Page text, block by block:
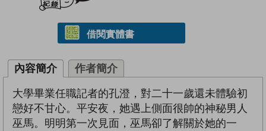
借閱實體書
內容簡介 作者簡介
大學畢業任職記者的孔澄，對二十一歲還未體驗初
戀好不甘心。平安夜，她遇上側面很帥的神秘男人
巫馬。明明第一次見面，巫馬卻了解關於她的一